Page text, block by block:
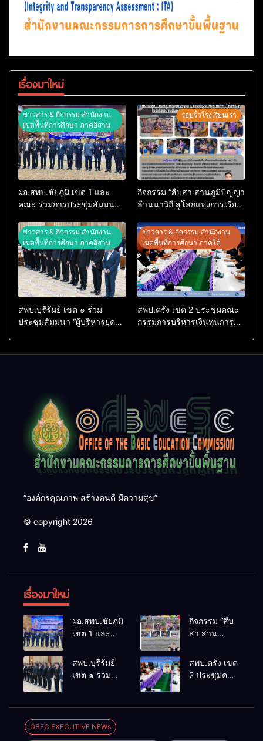
เรื่องมาใหม่
ข่าวสาร & กิจกรรม สำนักงาน
เขตพื้นที่การศึกษา ภาคอิสาน
ผอ.สพป.ชัยภูมิ เขต 1 และ
คณะ ร่วมการประชุมสัมมนา
นำการศึกษาไทยสู่อนาคต”
ประจำเขตตรวจราชการที่ 13
รอบรั้วโรงเรียนเรา
กิจกรรม “สืบสา สานภูมิปัญญา
ล้านนาวิถี สู่โลกแห่งการเรียน
ประจำปีการศึกษา 2569
ข่าวสาร & กิจกรรม สำนักงาน
เขตพื้นที่การศึกษา ภาคอิสาน
สพป.บุรีรัมย์ เขต ๑ ร่วม
ประชุมสัมมนา “ผู้บริหารยุค
ข่าวสาร & กิจกรรม สำนักงาน
เขตพื้นที่การศึกษา ภาคใต้
สพป.ตรัง เขต 2 ประชุมคณะ
กรรมการบริหารเงินทุนการ
“องค์กรคุณภาพ สร้างคนดี มีความสุข”
© copyright 2026
เรื่องมาใหม่
ผอ.สพป.ชัยภูมิ
เขต 1 และ
ประชุม
สัมมนาทาง
นำการศึกษา
ไทยสู่อนาคต”
ประจำเขต
กิจกรรม “สืบ
สา สาน
ล้านนาวิถี สู่
โลกแห่งการ
เรียนรู้”
สันพระเนตร
สพป.บุรีรัมย์
เขต ๑ ร่วม
นำการศึกษา
ไทยสู่อนาคต”
สพป.ตรัง เขต
2 ประชุมคณะ
OBEC EXECUTIVE NEWs